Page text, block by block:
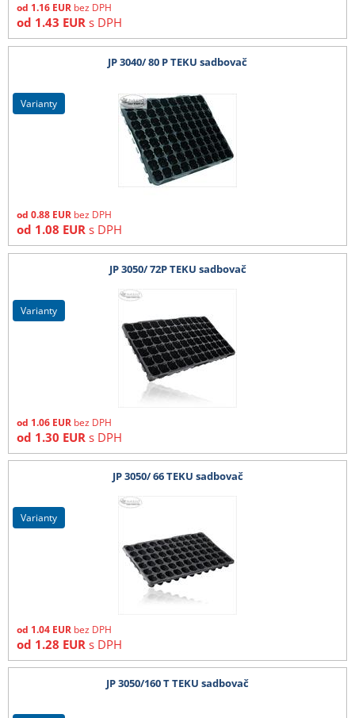
od 1.16 EUR bez DPH
od 1.43 EUR s DPH
JP 3040/ 80 P TEKU sadbovač
od 0.88 EUR bez DPH
od 1.08 EUR s DPH
varianty
JP 3050/ 72P TEKU sadbovač
od 1.06 EUR bez DPH
od 1.30 EUR s DPH
varianty
JP 3050/ 66 TEKU sadbovač
od 1.04 EUR bez DPH
od 1.28 EUR s DPH
varianty
JP 3050/160 T TEKU sadbovač